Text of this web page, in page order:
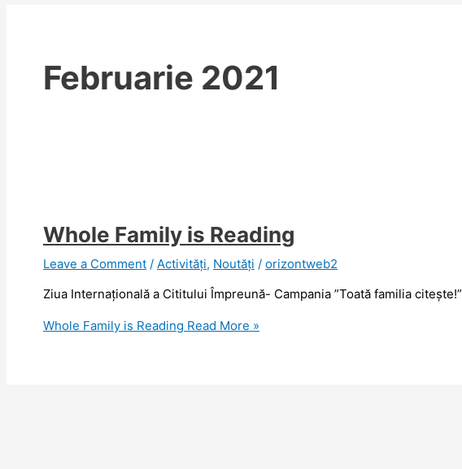
Februarie 2021
Whole Family is Reading
Leave a Comment / Activități, Noutăţi / orizontweb2
Ziua Internațională a Cititului Împreună- Campania ”Toată familia citește!”
Whole Family is Reading Read More »